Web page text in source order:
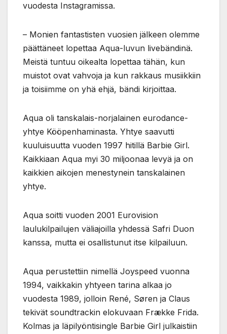
vuodesta Instagramissa.
– Monien fantastisten vuosien jälkeen olemme
päättäneet lopettaa Aqua-luvun livebändinä.
Meistä tuntuu oikealta lopettaa tähän, kun
muistot ovat vahvoja ja kun rakkaus musiikkiin
ja toisiimme on yhä ehjä, bändi kirjoittaa.
Aqua oli tanskalais-norjalainen eurodance-
yhtye Kööpenhaminasta. Yhtye saavutti
kuuluisuutta vuoden 1997 hitillä Barbie Girl.
Kaikkiaan Aqua myi 30 miljoonaa levyä ja on
kaikkien aikojen menestynein tanskalainen
yhtye.
Aqua soitti vuoden 2001 Eurovision
laulukilpailujen väliajoilla yhdessä Safri Duon
kanssa, mutta ei osallistunut itse kilpailuun.
Aqua perustettiin nimellä Joyspeed vuonna
1994, vaikkakin yhtyeen tarina alkaa jo
vuodesta 1989, jolloin René, Søren ja Claus
tekivät soundtrackin elokuvaan Frække Frida.
Kolmas ja läpilyöntisingle Barbie Girl julkaistiin